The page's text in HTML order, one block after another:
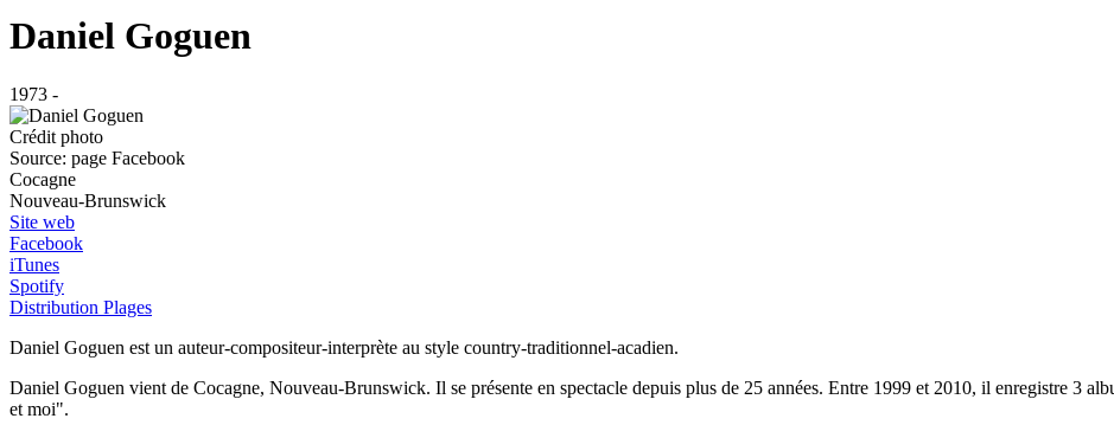
Daniel Goguen
1973 -
Crédit photo
Source: page Facebook
Cocagne
Nouveau-Brunswick
Site web
Facebook
iTunes
Spotify
Distribution Plages
Daniel Goguen est un auteur-compositeur-interprète au style country-traditionnel-acadien.
Daniel Goguen vient de Cocagne, Nouveau-Brunswick. Il se présente en spectacle depuis plus de 25 années. Entre 1999 et 2010, il enregistre 3
et moi".